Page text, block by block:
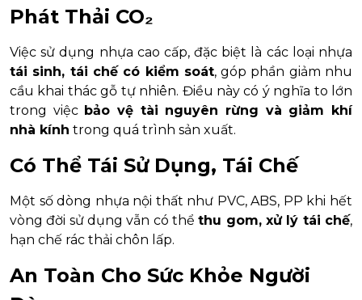
Phát Thải CO₂
Việc sử dụng nhựa cao cấp, đặc biệt là các loại nhựa
tái sinh, tái chế có kiểm soát, góp phần giảm nhu
cầu khai thác gỗ tự nhiên. Điều này có ý nghĩa to lớn
trong việc bảo vệ tài nguyên rừng và giảm khí
nhà kính trong quá trình sản xuất.
Có Thể Tái Sử Dụng, Tái Chế
Một số dòng nhựa nội thất như PVC, ABS, PP khi hết
vòng đời sử dụng vẫn có thểthu gom, xử lý tái chế,
hạn chế rác thải chôn lấp.
An Toàn Cho Sức Khỏe Người